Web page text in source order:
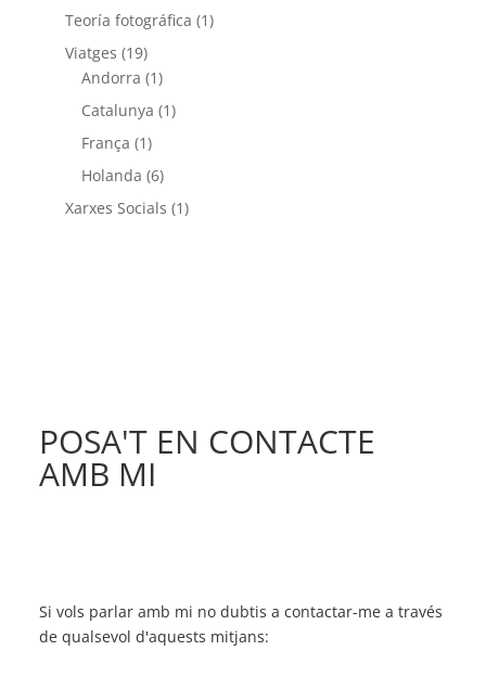
Teoría fotográfica (1)
Viatges (19)
Andorra (1)
Catalunya (1)
França (1)
Holanda (6)
Xarxes Socials (1)
POSA'T EN CONTACTE
AMB MI
Si vols parlar amb mi no dubtis a contactar-me a través
de qualsevol d'aquests mitjans: